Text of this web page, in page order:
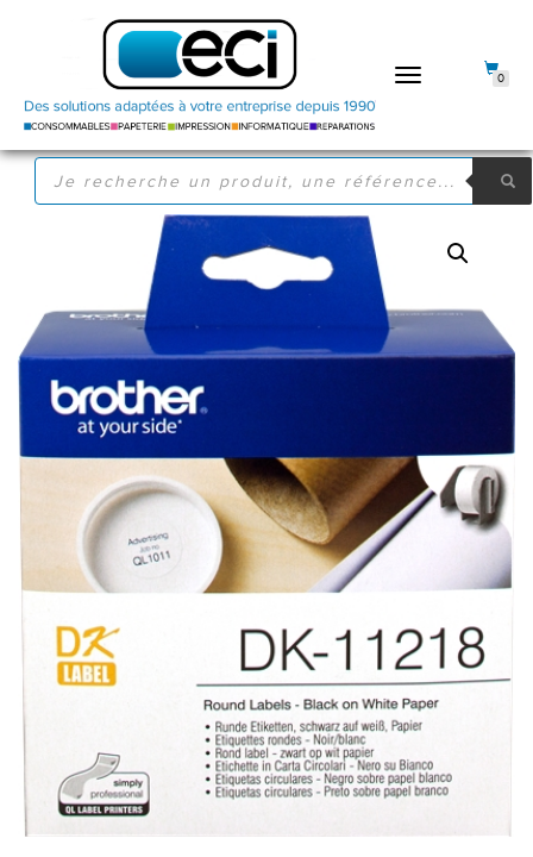
DÉPLIER
RECHERCHE
PRODUITS
0